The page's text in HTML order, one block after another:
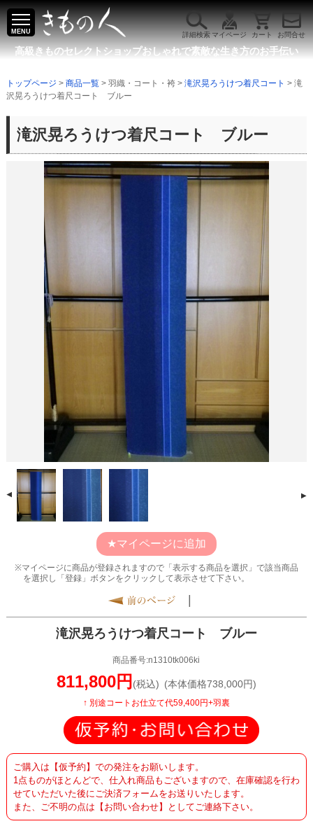
MENU
高級きものセレクトショップおしゃれで素敵な生き方のお手伝い
詳細検索マイページ カート お問合せ
トップページ > 商品一覧> 羽織・コート・袴 > 滝沢晃ろうけつ着尺コート > 滝
沢晃ろうけつ着尺コート ブルー
滝沢晃ろうけつ着尺コート ブルー
マイページに追加
マイページに商品が登録されますので「表示する商品を選択」で該当商品
を選択し「登録」ボタンをクリックして表示させて下さい。
|
滝沢晃ろうけつ着尺コート ブルー
商品番号:n1310tk006ki
811,800円 (税込) (本体価格738,000円)
↑ 別途コートお仕立て代59,400円+羽裏
ご購入は【仮予約】での発注をお願いします。
1点ものがほとんどで、仕入れ商品もございますので、在庫確認を行わ
せていただいた後にご決済フォームをお送りいたします。
また、ご不明の点は【お問い合わせ】としてご連絡下さい。